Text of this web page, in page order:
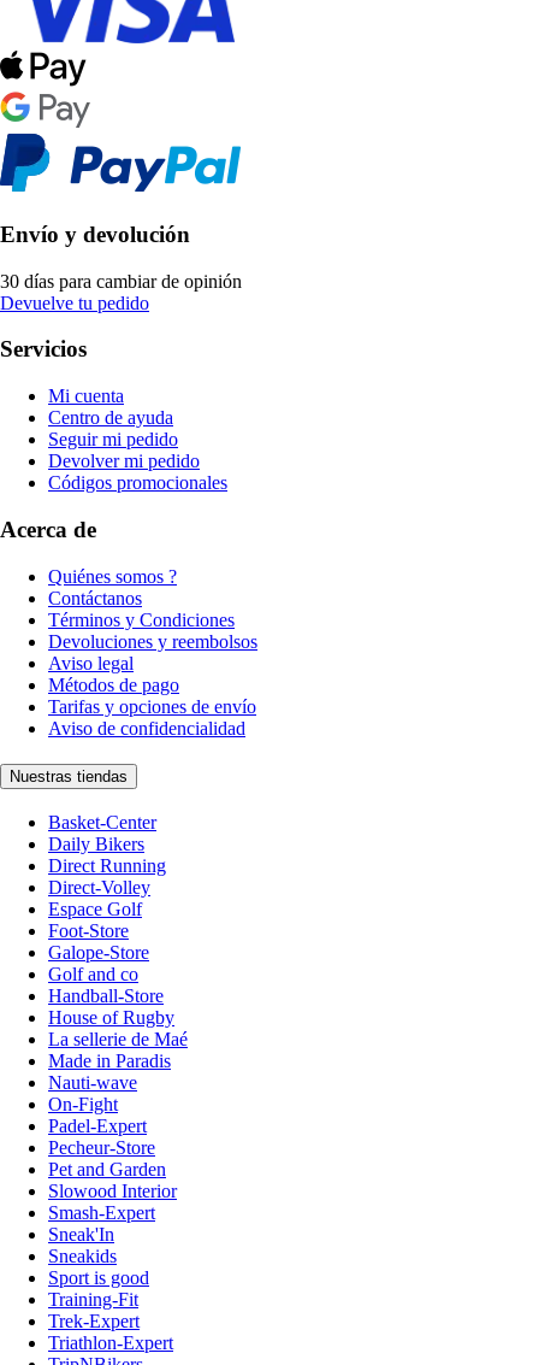
Envío y devolución
30 días para cambiar de opinión
Devuelve tu pedido
Servicios
Mi cuenta
Centro de ayuda
Seguir mi pedido
Devolver mi pedido
Códigos promocionales
Acerca de
Quiénes somos ?
Contáctanos
Términos y Condiciones
Devoluciones y reembolsos
Aviso legal
Métodos de pago
Tarifas y opciones de envío
Aviso de confidencialidad
Nuestras tiendas
Basket-Center
Daily Bikers
Direct Running
Direct-Volley
Espace Golf
Foot-Store
Galope-Store
Golf and co
Handball-Store
House of Rugby
La sellerie de Maé
Made in Paradis
Nauti-wave
On-Fight
Padel-Expert
Pecheur-Store
Pet and Garden
Slowood Interior
Smash-Expert
Sneak'In
Sneakids
Sport is good
Training-Fit
Trek-Expert
Triathlon-Expert